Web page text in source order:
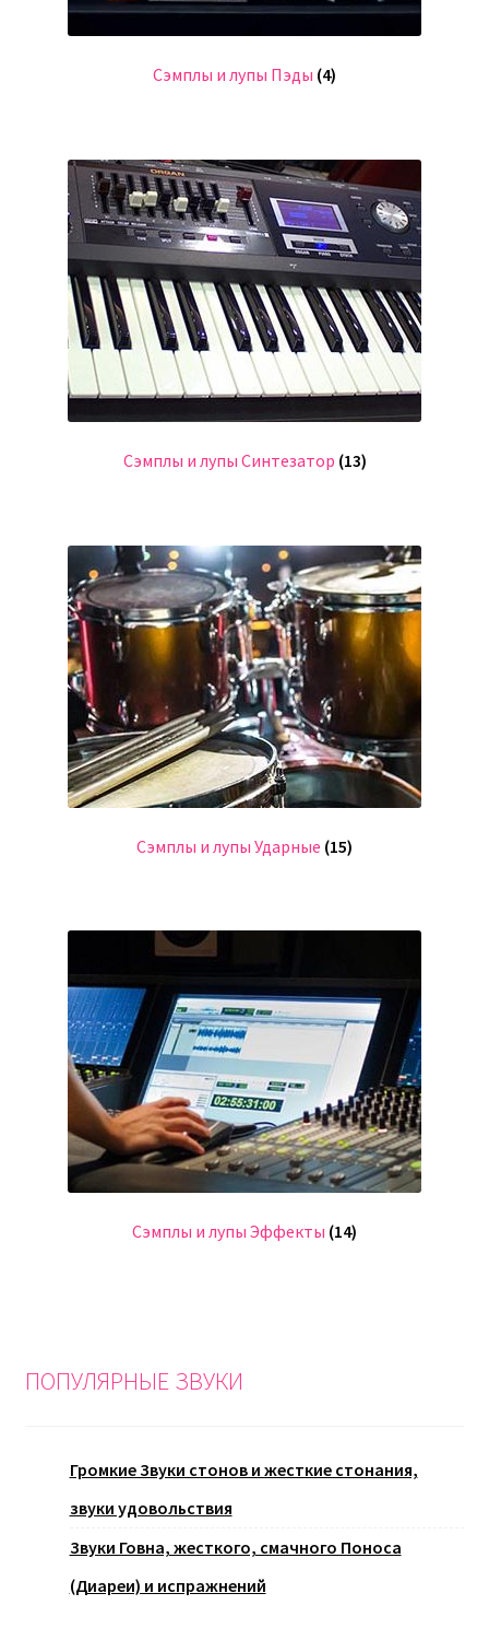
Сэмплы и лупы Пэды (4)
Сэмплы и лупы Синтезатор (13)
Сэмплы и лупы Ударные (15)
Сэмплы и лупы Эффекты (14)
ПОПУЛЯРНЫЕ ЗВУКИ
Громкие Звуки стонов и жесткие стонания,
звуки удовольствия
Звуки Говна, жесткого, смачного Поноса
(Диареи) и испражнений